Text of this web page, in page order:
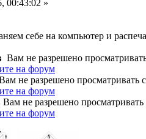
00:43:02 »
себе на компьютер и
Вам не разрешено
на форум
не разрешено просматривать
на форум
Вам не разрешено
на форум